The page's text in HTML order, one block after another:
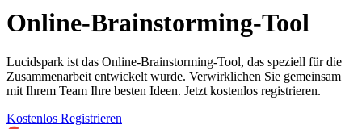
Online-Brainstorming-Tool
Lucidspark ist das Online-Brainstorming-Tool, das speziell für die
Zusammenarbeit entwickelt wurde. Verwirklichen Sie gemeinsam
mit Ihrem Team Ihre besten Ideen. Jetzt kostenlos registrieren.
Kostenlos Registrieren